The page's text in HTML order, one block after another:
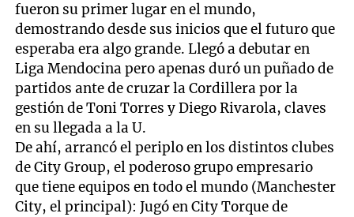
fueron su primer lugar en el mundo,
demostrando desde sus inicios que el futuro que
esperaba era algo grande. Llegó a debutar en
Liga Mendocina pero apenas duró un puñado de
partidos ante de cruzar la Cordillera por la
gestión de Toni Torres y Diego Rivarola, claves
en su llegada a la U.
De ahí, arrancó el periplo en los distintos clubes
de City Group, el poderoso grupo empresario
que tiene equipos en todo el mundo (Manchester
City, el principal): Jugó en City Torque de